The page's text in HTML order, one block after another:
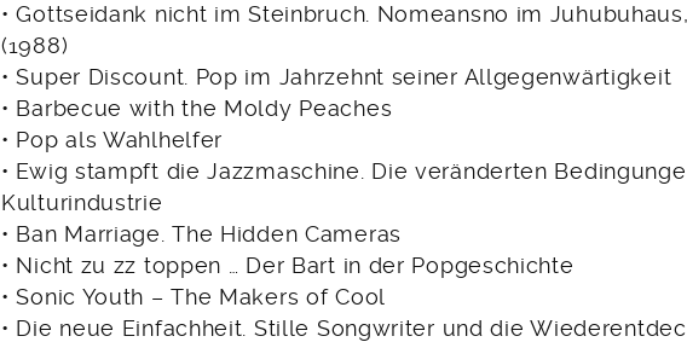
• Gottseidank nicht im Steinbruch. Nomeansno im
(1988)
• Super Discount. Pop im Jahrzehnt seiner Allgegenwärtigkeit
• Barbecue with the Moldy Peaches
• Pop als Wahlhelfer
• Ewig stampft die Jazzmaschine. Die veränderten
Kulturindustrie
• Ban Marriage. The Hidden Cameras
• Nicht zu zz toppen … Der Bart in der Popgeschichte
• Sonic Youth – The Makers of Cool
• Die neue Einfachheit. Stille Songwriter und die